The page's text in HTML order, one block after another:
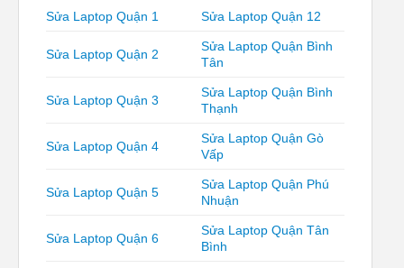
Sửa Laptop Quận 1 Sửa Laptop Quận 12
Sửa Laptop Quận 2
Sửa Laptop Quận Bình
Tân
Sửa Laptop Quận 3
Sửa Laptop Quận Bình
Thạnh
Sửa Laptop Quận 4
Sửa Laptop Quận Gò
Vấp
Sửa Laptop Quận 5
Sửa Laptop Quận Phú
Nhuận
Sửa Laptop Quận 6
Sửa Laptop Quận Tân
Bình